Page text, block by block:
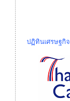
ปฏิทินเศรษฐกิจ